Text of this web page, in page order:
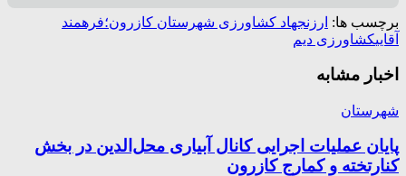
برچسب ها: ارزنجهاد کشاورزی شهرستان کازرون؛فرهمند
آقاییکشاورزی دیم
اخبار مشابه
شهرستان
پایان عملیات اجرایی کانال آبیاری محل‌الدین در بخش
کنارتخته و کمارج کازرون